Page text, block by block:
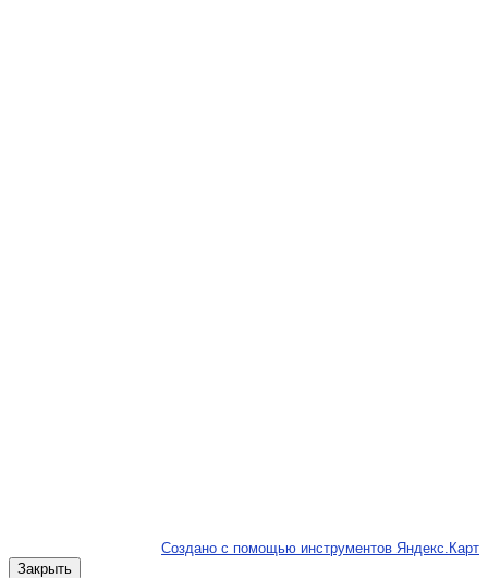
Создано с помощью инструментов Яндекс.Карт
Закрыть